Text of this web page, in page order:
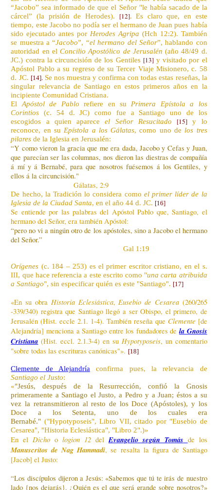
“Jacobo” sea informado de que el Señor "le había sacado de la
cárcel” (la prisión de Herodes). [12]. Es claro que, en este
tiempo, este Jacobo no podía ser el hermano de Juan pues había
sido ejecutado antes por Herodes Agripa (Hch 12:2). También
se muestra a “Jacobo”, “el hermano del Señor”, hablando con
autoridad en elConcilio Apostólico de Jerusalén (año 48/49 d.
JC.) contra la circuncisión de los Gentiles [13] y visitado por el
Apóstol Pablo a su regreso de su Tercer Viaje Misionero, c. 58
d. JC. [14]. Se nos muestra y confirma con todas estas reseñas, la
singular relevancia de Santiago en estos primeros años en la
incipiente Comunidad Cristiana.
El Apóstol de Pablo refiere en su Primera Epístola a los
Corintios (c. 54 d. JC) como fue a Santiago uno de los
escogidos a quien apareceel Señor Resucitado [15] y lo
reconoce, en su Epístola a los Gálatas, como uno de los tres
pilares de la Iglesia en Jerusalén:
“Y como vieron la gracia que me era dada, Jacobo y Cefas y Juan,
que parecían ser las columnas, nos dieron las diestras de compañía
á mí y á Bernabé, para que nosotros fuésemos á los Gentiles, y
ellos á la circuncisión."
Gálatas, 2:9
De hecho, la Tradición lo considera como el primer líder de la
Iglesia de la Ciudad Santa, en el año 44 d. JC. [16]
Se entiende por las palabras del Apóstol Pablo que, Santiago, el
hermano del Señor, era también Apóstol:
“pero no vi a ningún otro de los apóstoles, sino a Jacobo el hermano
del Señor.”
Gal 1:19
Orígenes (c. 184 – 253) es el primer escritor cristiano, en el s.
III, que hace referencia a este escrito como "una carta atribuida
a Santiago", sin especificar quién es este "Santiago". [17]
«En su obra Historia Eclesiástica, Eusebio de Cesarea(260/265
-339/340) registra que Santiago llegó a ser Obispo, el primero, de
Jerusalén (Hist. eccle 2.1. 1-4). También reseña que Clemente [de
Alejandría] menciona a Santiago entre los fundadores dela Gnosis
Cristiana (Hist. eccl. 2.1.3-4) en su Hypotyposeis, un comentario
"sobre todas las escrituras canónicas"». [18]
Clemente de Alejandría confirma pues, la relevancia de
Santiago el Justo:
«"Jesús, después de la Resurrección, confió la Gnosis
primeramente a Santiago el Justo, a Pedro y a Juan; éstos a su
vez la retransmitieron al resto de los Doce (Apóstoles), y los
Doce a los Setenta, uno de los cuales era
Bernabé." ("Hypotyposeis", Libro VII, citado por "Eusebio de
Cesarea", "Historia Eclesiástica", "Libro 2".)»
En el Dicho ologion 12 del Evangelio según Tomás de los
Manuscritos de Nag Hammadi, se resalta la figura de Santiago
[Jacob] el Justo:
“Los discípulos dijeron a Jesús: «Sabemos que tú te irás de nuestro
lado {nos dejarás}. ¿Quién es el que será grande sobre nosotros?»